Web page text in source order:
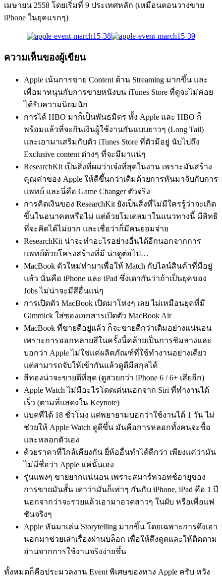
เมษายน 2558 โดยเริ่มที่ 9 ประเทศหลัก (เหมือนตอนวางขาย
iPhone ในยุคแรกๆ)
ความเห็นของผู้เขียน
Apple เน้นการขาย Content ด้าน Streaming มากขึ้น และ
เพื่อมาหนุนกับการขายหนังบน iTunes Store ที่ดูจะไม่ค่อย
ได้รับความนิยมนัก
การได้ HBO มาก็เป็นพันธมิตร ทั้ง Apple และ HBO ก็
พร้อมแล้วที่จะกินเงินผู้ใช้งานกันแบบยาวๆ (Long Tail)
และเอามาเสริมกับตัว iTunes Store ที่ตัวมีอยู่ นับไปถึง
Exclusive content ต่างๆ ที่จะมีมาแน่ๆ
ResearchKit เป็นสิ่งที่ผมว่าเจ๋งที่สุดในงาน เพราะมันสร้าง
คุณค่าของ Apple ให้ดีขึ้นกว่าเดิมด้วยการหันมาจับกับการ
แพทย์ และนี่คือ Game Changer ตัวจริง
การคิดเงินของ ResearchKit ยังเป็นสิ่งที่ไม่มีใครรู้ว่าจะเกิด
ขึ้นในอนาคตหรือไม่ แต่ด้วยโมเดลมาในแนวทางนี้ มีสิทธิ
ที่จะคิดได้ไม่ยาก และเชื่อว่าก็มีคนยอมจ่าย
ResearchKit น่าจะทำอะไรอย่างอื่นได้อีกนอกจากการ
แพทย์ด้วยโครงสร้างที่มี น่าดูต่อไป…
MacBook ตัวใหม่ทำมาเพื่อให้ Match กับไลน์สินค้าที่มีอยู่
แล้ว นั่นคือ iPhone และ iPad ซึ่งเดากันว่าถ้าเป็นยุคของ
Jobs ไม่น่าจะมีสีอื่นแน่ๆ
การเปิดตัว MacBook เปิดมาโท่งๆ เลย ไม่เหมือนยุคที่มี
Gimmick ใส่ซองเอกสารเปิดตัว MacBook Air
MacBook ที่ขายดีอยู่แล้ว ก็จะขายดีกว่าเดิมอย่างแน่นอน
เพราะการออกหลายสีในครั้งนี้คล้ายเป็นการชิมลางและ
บอกว่า Apple ไม่ใช่แค่ผลิตภัณฑ์ที่ใช้ทำงานอย่างเดียว
แต่สามารถจับให้เข้ากันแล้วดูดีมีสกุลได้
สีทองน่าจะขายดีที่สุด (ดูสวยกว่า iPhone 6 / 6+ เสียอีก)
Apple Watch ไม่มีอะไรโดดเด่นนอกจาก Siri ที่ทำงานได้
เร็ว (ตามที่แสดงใน Keynote)
แบตที่ได้ 18 ชั่วโมง แต่พยายามบอกว่าใช้งานได้ 1 วัน ไม่
ช่วยให้ Apple Watch ดูดีขึ้น มันคือการหลอกทั้งคนจะซื้อ
และหลอกตัวเอง
ด้วยราคาที่ใกล้เคียงกัน ยี่ห้ออื่นทำได้ดีกว่า เพียงแค่ว่ามัน
ไม่มีชื่อว่า Apple แค่นั้นเอง
รุ่นแพงๆ ขายยากแน่นอน เพราะสมาร์ทวอทช์อายุของ
การขายมันสั้น เดาว่ามันก็เท่าๆ กันกับ iPhone, iPad คือ 1 ปี
นอกจากว่าจะรวยแล้วเอามาอวดสาวๆ ในผับ หรือเพื่อแฟ
ชันจริงๆ
Apple หันมาเล่น Storytelling มากขึ้น โดยเฉพาะการดึงเอา
นอกมาช่วยเล่าเรื่องผ่านบล็อก เพื่อให้ดึงดูดและให้ติดตาม
อ่านจากการใช้งานจริงง่ายขึ้น
ทั้งหมดก็คือประมวลงาน Event พิเศษของทาง Apple ครับ หวัง